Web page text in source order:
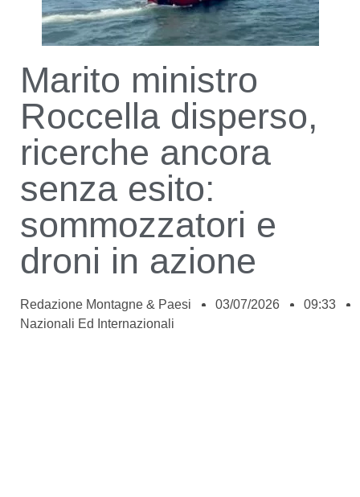
Marito ministro
Roccella disperso,
ricerche ancora
senza esito:
sommozzatori e
droni in azione
Redazione Montagne & Paesi 03/07/2026
09:33
Nazionali Ed Internazionali